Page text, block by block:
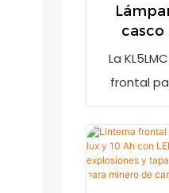
casco
20000
La
frontal
20000
indicador
para